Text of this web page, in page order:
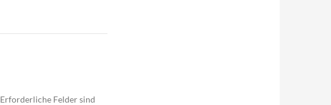
Erforderliche Felder sind